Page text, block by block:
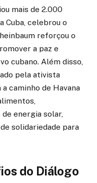
mais de 2.000
Cuba, celebrou o
reforçou o
a paz e
cubano. Além disso,
pela ativista
caminho de Havana
energia solar,
solidariedade para
do Diálogo